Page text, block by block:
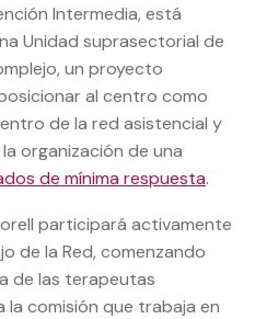
Intermedia, está
Unidad suprasectorial de
un proyecto
al centro como
de la red asistencial y
organización de una
de mínima respuesta.
participará activamente
de la Red, comenzando
de las terapeutas
comisión que trabaja en